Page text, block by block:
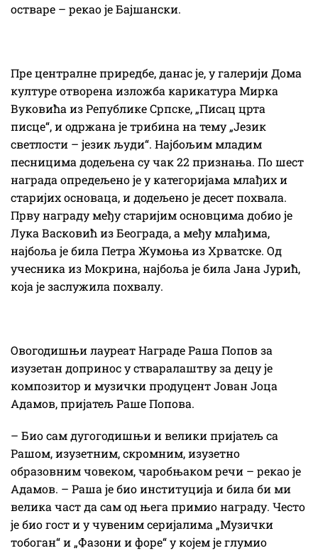
остваре – рекао је Бајшански.
Пре централне приредбе, данас је, у галерији Дома
културе отворена изложба карикатура Мирка
Вуковића из Републике Српске, „Писац црта
писце“, и одржана је трибина на тему „Језик
светлости – језик људи“. Најбољим младим
песницима додељена су чак 22 признања. По шест
награда опредељено је у категоријама млађих и
старијих основаца, и додељено је десет похвала.
Прву награду међу старијим основцима добио је
Лука Васковић из Београда, а међу млађима,
најбоља је била Петра Жумоња из Хрватске. Од
учесника из Мокрина, најбоља је била Јана Јурић,
која је заслужила похвалу.
Овогодишњи лауреат Награде Раша Попов за
изузетан допринос у стваралаштву за децу је
композитор и музички продуцент Јован Јоца
Адамов, пријатељ Раше Попова.
– Био сам дугогодишњи и велики пријатељ са
Рашом, изузетним, скромним, изузетно
образовним човеком, чаробњаком речи – рекао је
Адамов. – Раша је био институција и била би ми
велика част да сам од њега примио награду. Често
је био гост и у чувеним серијалима „Музички
тобоган“ и „Фазони и форе“ у којем је глумио